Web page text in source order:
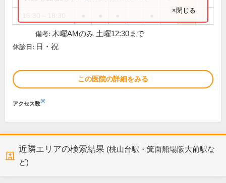
×閉じる
備考: 木曜AMのみ 土曜12:30まで
休診日: 日・祝
この医院の詳細をみる
アクセス数※
近隣エリアの検索結果 (桃山台駅・箕面船場阪大前駅な
ど)